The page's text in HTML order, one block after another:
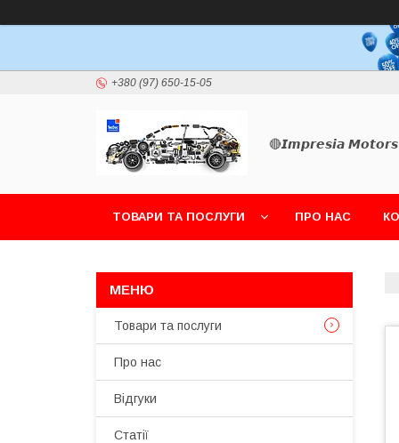
+380 (97) 650-15-05
🔴𝙄𝙢𝙥𝙧𝙚𝙨𝙞𝙖 𝙈𝙤𝙩𝙤𝙧𝙨
ТОВАРИ ТА ПОСЛУГИ ПРО НАС
Товари та послуги
Про нас
Відгуки
Статії